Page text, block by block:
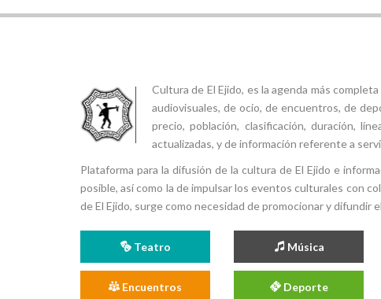
Cultura de El Ejido, es la agenda más
audiovisuales, de ocio, de encuentros, de
precio, población, clasificación, duración,
actualizadas, y de información referente a
Plataforma para la difusión de la cultura de El Ejido e
posible, así como la de impulsar los eventos culturales con
de El Ejido, surge como necesidad de promocionar y difundir
Teatro Música
Encuentros Deporte